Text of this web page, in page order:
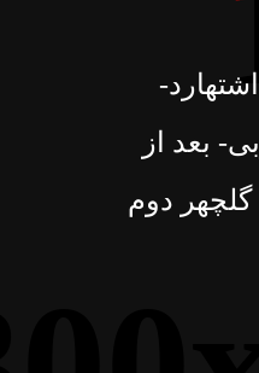
بعد از
گلچهر دوم